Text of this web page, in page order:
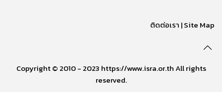
ติดต่อเรา |Site Map
Copyright © 2010 - 2023 https://www.isra.or.th All rights
reserved.